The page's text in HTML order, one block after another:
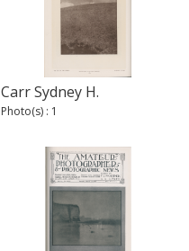
Carr Sydney H.
Photo(s) : 1